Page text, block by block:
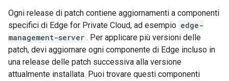
Ogni release di patch contiene aggiornamenti a componenti
specifici di Edge for Private Cloud, ad esempio edge-
management-server . Per applicare più versioni delle
patch, devi aggiornare ogni componente di Edge incluso in
una release delle patch successiva alla versione
attualmente installata. Puoi trovare questi componenti